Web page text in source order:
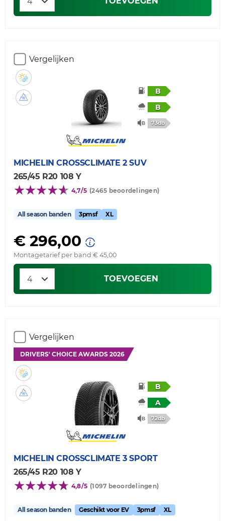
Vergelijken
B
B
73db
MICHELIN CROSSCLIMATE 2 SUV
265/45 R20 108 Y
4,7/5 (2465 beoordelingen)
All season banden 3pmsf XL
€ 296,00
Montagetarief per band € 45,00
TOEVOEGEN
Vergelijken
DRIVERS' CHOICE AWARDS 2026
B
A
72db
MICHELIN CROSSCLIMATE 3 SPORT
265/45 R20 108 Y
4,8/5 (1097 beoordelingen)
All season banden Geschikt voor EV 3pmsf XL